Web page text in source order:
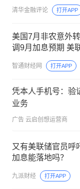
清华金融评论 打开APP
美国7月非农意外
调9月加息预期 美
智通财经网 打开APP
凭本人手机号：验
业务
广告 云启创想运营商
又有美联储官员呼
加息能落地吗？
九派财经 打开APP